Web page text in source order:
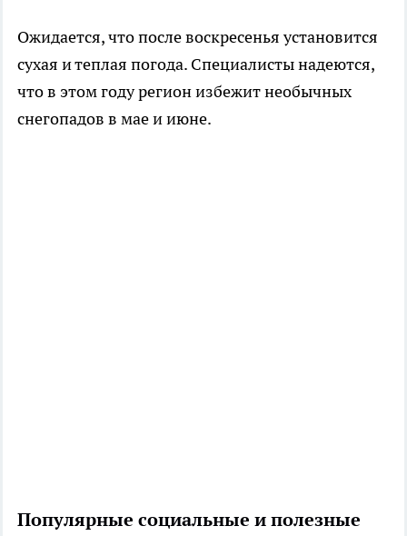
Ожидается, что после воскресенья установится
сухая и теплая погода. Специалисты надеются,
что в этом году регион избежит необычных
снегопадов в мае и июне.
Популярные социальные и полезные